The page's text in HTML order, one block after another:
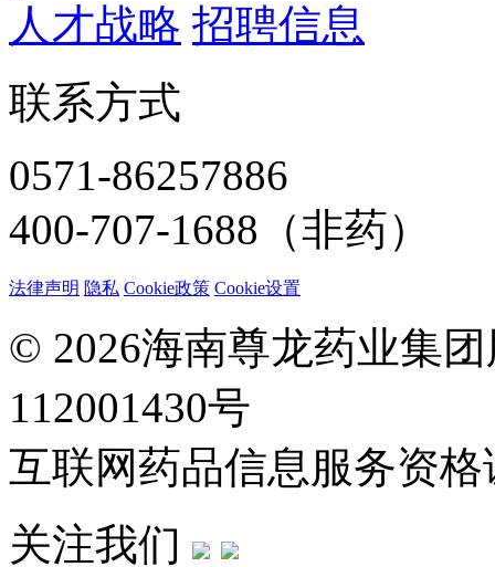
人才战略 招聘信息
联系方式
0571-86257886
400-707-1688（非药）
法律声明 隐私 Cookie政策 Cookie设置
© 2026海南尊龙药业集
112001430号
互联网药品信息服务资
关注我们